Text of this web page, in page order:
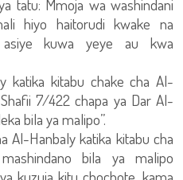
tatu: Mmoja wa washindani
hiyo haitorudi kwake na
asiye kuwa yeye au kwa
katika kitabu chake cha Al-
7/422 chapa ya Dar Al-
bila ya malipo”.
Al-Hanbaly katika kitabu cha
bila ya malipo